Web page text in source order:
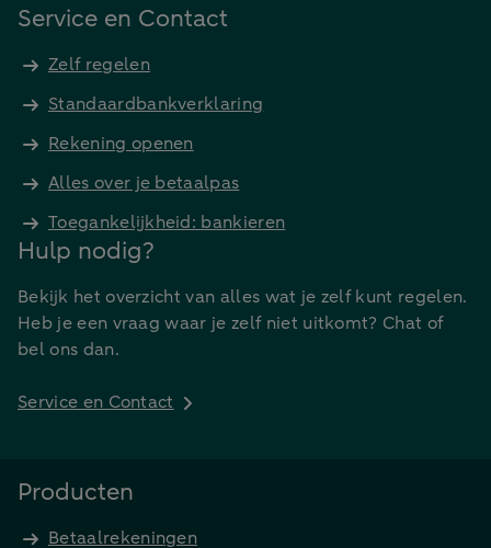
Service en Contact
Zelf regelen
Standaardbankverklaring
Rekening openen
Alles over je betaalpas
Toegankelijkheid: bankieren
Hulp nodig?
Bekijk het overzicht van alles wat je zelf kunt regelen.
Heb je een vraag waar je zelf niet uitkomt? Chat of
bel ons dan.
Service en Contact
Producten
Betaalrekeningen